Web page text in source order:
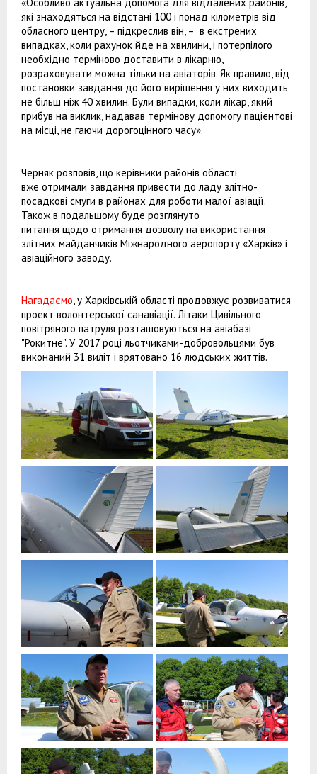
які знаходяться на відстані 100 і понад кілометрів від
обласного центру, – підкреслив він, – в екстрених
випадках, коли рахунок йде на хвилини, і потерпілого
необхідно терміново доставити в лікарню,
розраховувати можна тільки на авіаторів. Як правило, від
постановки завдання до його вирішення у них виходить
не більш ніж 40 хвилин. Були випадки, коли лікар, який
прибув на виклик, надавав термінову допомогу пацієнтові
на місці, не гаючи дорогоцінного часу».
Черняк розповів, що керівники районів області
вже отримали завдання привести до ладу злітно-
посадкові смуги в районах для роботи малої авіації.
Також в подальшому буде розглянуто
питання щодо отримання дозволу на використання
злітних майданчиків Міжнародного аеропорту «Харків» і
авіаційного заводу.
Нагадаємо , у Харківській області продовжує розвиватися
проект волонтерської санавіації. Літаки Цивільного
повітряного патруля розташовуються на авіабазі
"Рокитне". У 2017 році льотчиками-добровольцями був
виконаний 31 виліт і врятовано 16 людських життів.